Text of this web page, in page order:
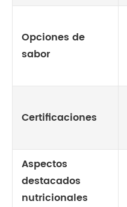
Opciones de
sabor
Certificaciones
Aspectos
destacados
nutricionales